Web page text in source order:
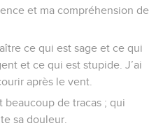
et ma compréhension de
ce qui est sage et ce qui
et ce qui est stupide. J’ai
après le vent.
beaucoup de tracas ; qui
sa douleur.